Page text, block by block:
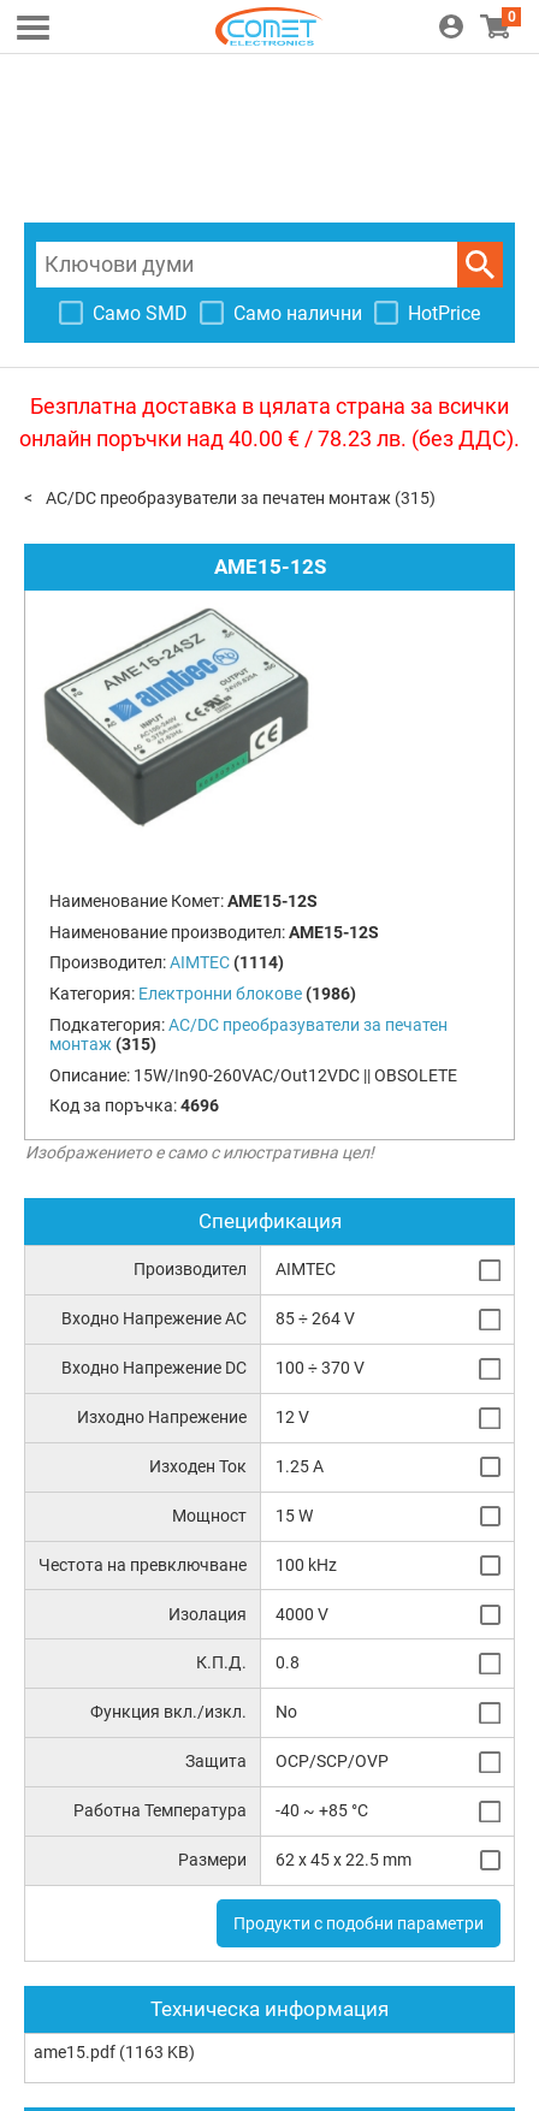
0
Само SMD Само налични HotPrice
Безплатна доставка в цялата страна за всички
онлайн поръчки над 40.00 € / 78.23 лв. (без ДДС).
AC/DC преобразуватели за печатен монтаж (315)
AME15-12S
Наименование Комет:AME15-12S
Наименование производител:AME15-12S
Производител:AIMTEC (1114)
Категория: Електронни блокове (1986)
Подкатегория:AC/DC преобразуватели за печатен
монтаж (315)
Описание: 15W/In90-260VAC/Out12VDC || OBSOLETE
Код за поръчка:4696
Изображението е само с илюстративна цел!
Спецификация
Производител AIMTEC
Входно Напрежение AC 85 ÷ 264 V
Входно Напрежение DC 100 ÷ 370 V
Изходно Напрежение 12 V
Изходен Ток 1.25 A
Мощност 15 W
Честота на превключване 100 kHz
Изолация 4000 V
К.П.Д. 0.8
Функция вкл./изкл. No
Защита OCP/SCP/OVP
Работна Температура -40 ~ +85 °C
Размери 62 x 45 x 22.5 mm
Продукти с подобни параметри
Техническа информация
ame15.pdf (1163 KB)